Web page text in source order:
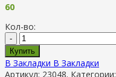
60
Кол-во:
-
Купить
В Закладки В Закладки
Артикул: 23048. Категории: